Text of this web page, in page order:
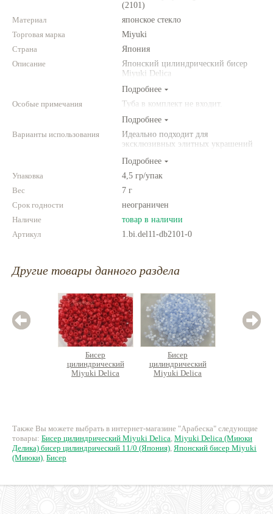
Каталог
Новинки!
Фотофорум
(2101)
Материал
японское стекло
Торговая марка
Miyuki
Страна
Япония
Описание
Японский цилиндрический бисер
Miyuki Delica
Подробнее
Особые примечания
Туба в комплект не входит.
Подробнее
Варианты использования
Идеально подходит для
эксклюзивных элитных украшений
для сутажной вышивки, для
создания богатых колье, ожерелий,
браслетов, серег и колец.
Фантазируйте!
Подробнее
Упаковка
4,5 гр/упак
Вес
7 г
Срок годности
неограничен
Наличие
товар в наличии
Артикул
1.bi.del11-db2101-0
Другие товары данного раздела
Бисер
цилиндрический
Miyuki Delica
Бисер
цилиндрический
Miyuki Delica
Также Вы можете выбрать в интернет-магазине "Арабеска" следующие
товары: Бисер цилиндрический Miyuki Delica, Miyuki Delica (Миюки
Делика) бисер цилиндрический 11/0 (Япония), Японский бисер Miyuki
(Миюки), Бисер